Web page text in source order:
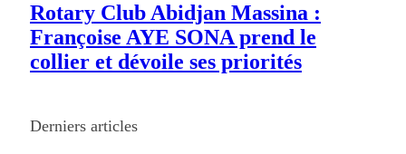
Rotary Club Abidjan Massina :
Françoise AYE SONA prend le
collier et dévoile ses priorités
Derniers articles